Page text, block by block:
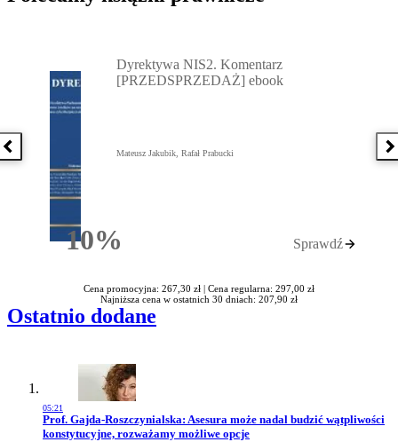
Poprzednia książka
10%Rabatu
Dyrektywa NIS2. Komentarz
[PRZEDSPRZEDAŻ] ebook
Mateusz Jakubik, Rafał Prabucki
Sprawdź
Cena promocyjna: 267,30 zł | Cena regularna: 297,00 zł
Najniższa cena w ostatnich 30 dniach: 207,90 zł
Ostatnio dodane
05:21
Przejdź do artykułu:
Prof. Gajda-Roszczynialska: Asesura może nadal budzić wątpliwości
konstytucyjne, rozważamy możliwe opcje